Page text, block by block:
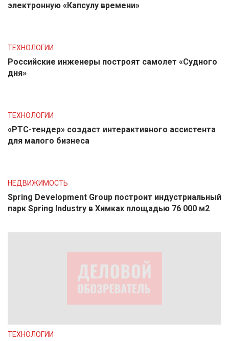
электронную «Капсулу времени»
ТЕХНОЛОГИИ
Российские инженеры построят самолет «Судного
дня»
ТЕХНОЛОГИИ
«РТС-тендер» создаст интерактивного ассистента
для малого бизнеса
НЕДВИЖИМОСТЬ
Spring Development Group построит индустриальный
парк Spring Industry в Химках площадью 76 000 м2
ТЕХНОЛОГИИ